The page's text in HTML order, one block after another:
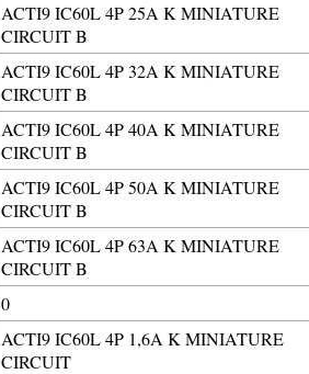
ACTI9 IC60L 4P 25A K MINIATURE
CIRCUIT B
ACTI9 IC60L 4P 32A K MINIATURE
CIRCUIT B
ACTI9 IC60L 4P 40A K MINIATURE
CIRCUIT B
ACTI9 IC60L 4P 50A K MINIATURE
CIRCUIT B
ACTI9 IC60L 4P 63A K MINIATURE
CIRCUIT B
0
ACTI9 IC60L 4P 1,6A K MINIATURE
CIRCUIT